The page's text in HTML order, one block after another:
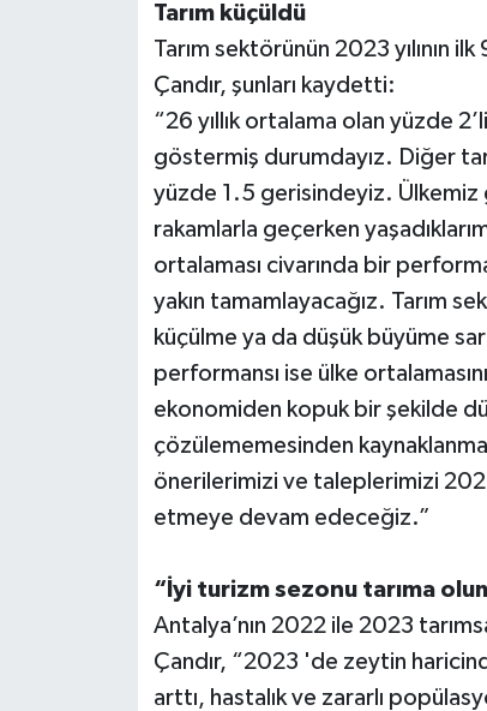
Tarım küçüldü
Tarım sektörünün 2023 yılının
Çandır, şunları kaydetti:
“26 yıllık ortalama olan yüzde
göstermiş durumdayız. Diğer
yüzde 1.5 gerisindeyiz. Ülkemiz
rakamlarla geçerken
ortalaması civarında bir
yakın tamamlayacağız. Tarım
küçülme ya da düşük büyüme
performansı ise ülke
ekonomiden kopuk bir şekilde
çözülememesinden
önerilerimizi ve taleplerimizi
etmeye devam edeceğiz.”
“İyi turizm sezonu tarıma
Antalya’nın 2022 ile 2023
Çandır, “2023 'de zeytin
arttı, hastalık ve zararlı